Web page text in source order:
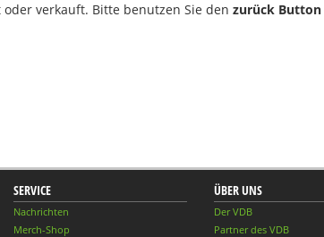
verkauft. Bitte benutzen Sie den zurück Button
SERVICE
Nachrichten
Merch-Shop
ÜBER UNS
Der VDB
Partner des VDB